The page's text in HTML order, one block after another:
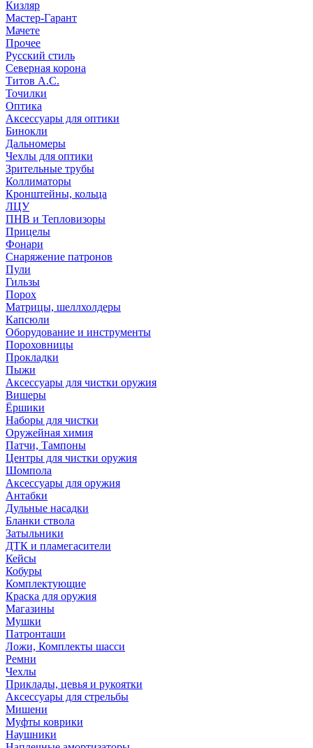
Кизляр
Мастер-Гарант
Мачете
Прочее
Русский стиль
Северная корона
Титов А.С.
Точилки
Оптика
Аксессуары для оптики
Бинокли
Дальномеры
Чехлы для оптики
Зрительные трубы
Коллиматоры
Кронштейны, кольца
ЛЦУ
ПНВ и Тепловизоры
Прицелы
Фонари
Снаряжение патронов
Пули
Гильзы
Порох
Матрицы, шеллхолдеры
Капсюли
Оборудование и инструменты
Пороховницы
Прокладки
Пыжи
Аксессуары для чистки оружия
Вишеры
Ёршики
Наборы для чистки
Оружейная химия
Патчи, Тампоны
Центры для чистки оружия
Шомпола
Аксессуары для оружия
Антабки
Дульные насадки
Бланки ствола
Затыльники
ДТК и пламегасители
Кейсы
Кобуры
Комплектующие
Краска для оружия
Магазины
Мушки
Патронташи
Ложи, Комплекты шасси
Ремни
Чехлы
Приклады, цевья и рукоятки
Аксессуары для стрельбы
Мишени
Муфты коврики
Наушники